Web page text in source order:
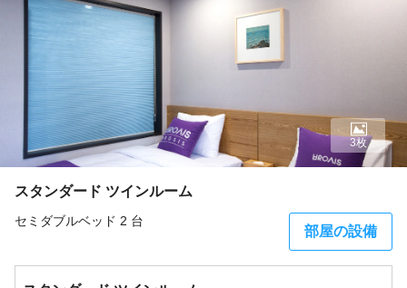
スタンダード ツインルーム
セミダブルベッド 2 台
部屋の設備
3枚